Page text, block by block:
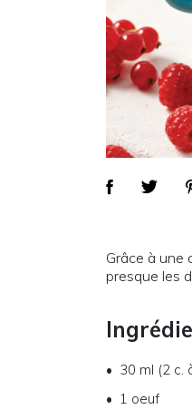
Grâce à une
presque les
30 ml (2 c.
1 oeuf